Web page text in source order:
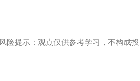
风险提示：观点仅供参考学习，不构成